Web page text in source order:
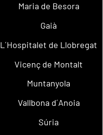
Maria de Besora
Gaià
L´Hospitalet de Llobregat
Vicenç de Montalt
Muntanyola
Vallbona d´Anoia
Súria